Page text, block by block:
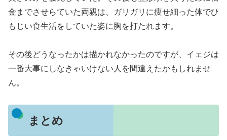
金までさせらていた両親は、ガリガリに痩せ細った体でひ
もじい食生活をしていた姿に胸を打たれます。
その後どうなったかは描かれなかったのですが、イェジは
一番大事にしなきゃいけない人を間違えたかもしれませ
ん。
まとめ